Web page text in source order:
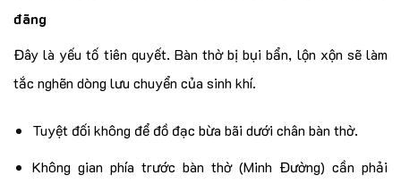
đãng
Đây là yếu tố tiên quyết. Bàn thờ bị bụi bẩn, lộn xộn sẽ làm
tắc nghẽn dòng lưu chuyển của sinh khí.
Tuyệt đối không để đồ đạc bừa bãi dưới chân bàn thờ.
Không gian phía trước bàn thờ (Minh Đường) cần phải